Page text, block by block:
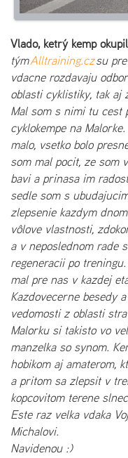
Vlado, ketrý kemp
týmAlltraining.czsu
vdacne rozdavaju
oblasti cyklistiky, tak aj
Mal som s nimi tu cest
cyklokempe na
malo, vsetko bolo
som mal pocit, ze som
bavi a prinasa im
sedle som s
zlepsenie kazdym
vôlove vlastnosti,
a v neposlednom rade
regeneracii po
mal pre nas v kazdej
Kazdovecerne besedy
vedomosti z oblasti
Malorku si takisto vo
manzelka so synom.
hobikom aj amaterom,
a pritom sa zlepsit v
kopcovitom terene
Este raz velka vdaka
Michalovi.
Navidenou :)